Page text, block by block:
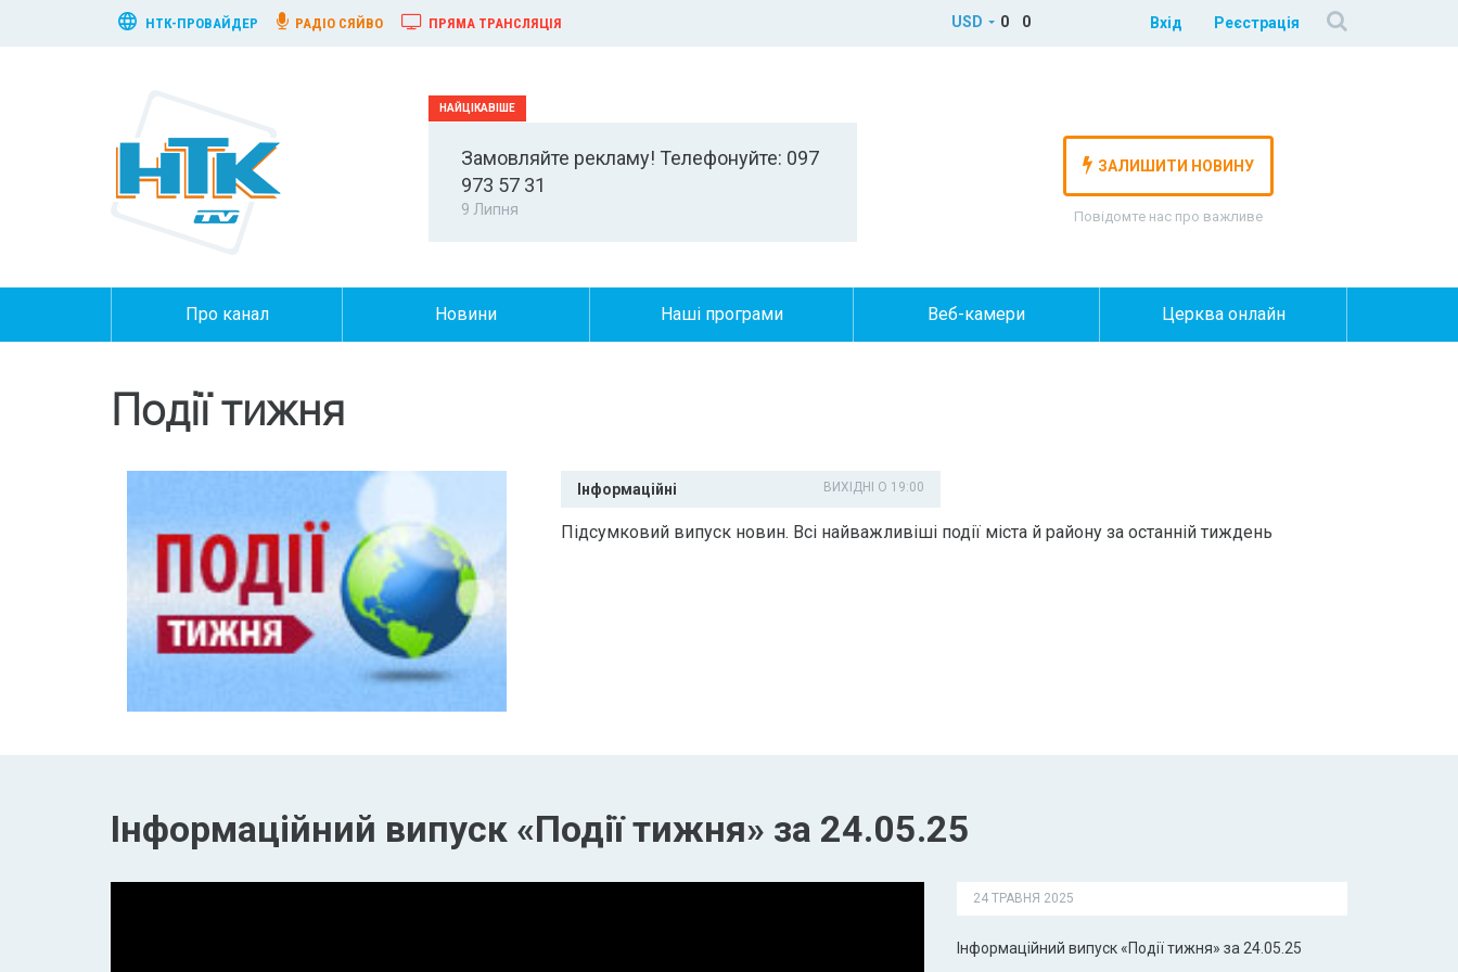
НТК-ПРОВАЙДЕР РАДІО СЯЙВО ПРЯМА ТРАНСЛЯЦІЯ USD 0 0 Вхід Реєстрація
Замовляйте рекламу! Телефонуйте: 097
973 57 31
9 Липня
ЗАЛИШИТИ НОВИНУ
Повідомте нас про важливе
Про канал Новини Наші програми Веб-камери Церква онлайн
Події тижня
Інформаційні ВИХІДНІ О 19:00
Підсумковий випуск новин. Всі найважливіші події міста й району за останній тиждень
Інформаційний випуск «Події тижня» за 24.05.25
24 ТРАВНЯ 2025
Інформаційний випуск «Події тижня» за 24.05.25